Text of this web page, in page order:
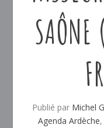
Publié par Michel
Agenda Ardèche,